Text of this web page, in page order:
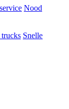
Nood
Snelle